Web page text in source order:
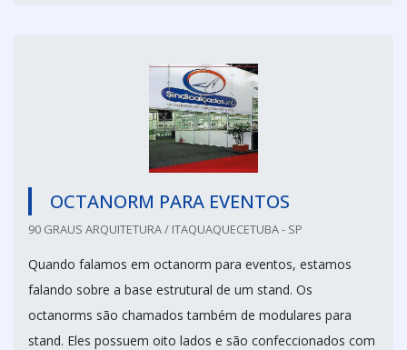
OCTANORM PARA EVENTOS
90 GRAUS ARQUITETURA / ITAQUAQUECETUBA - SP
Quando falamos em octanorm para eventos, estamos
falando sobre a base estrutural de um stand. Os
octanorms são chamados também de modulares para
stand. Eles possuem oito lados e são confeccionados com